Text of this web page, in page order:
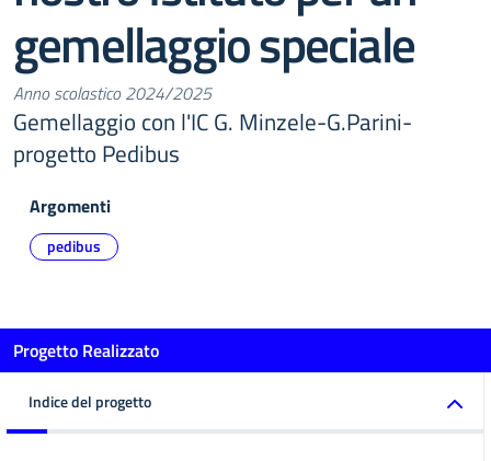
gemellaggio speciale
Anno scolastico 2024/2025
Gemellaggio con l'IC G. Minzele-G.Parini-
progetto Pedibus
Argomenti
pedibus
Progetto Realizzato
Indice del progetto